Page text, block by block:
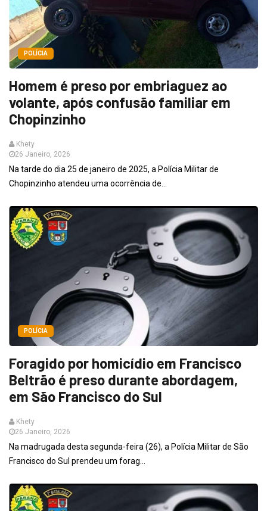
POLÍCIA
Homem é preso por embriaguez ao
volante, após confusão familiar em
Chopinzinho
Khety
26 Janeiro, 2026
Na tarde do dia 25 de janeiro de 2025, a Polícia Militar de
Chopinzinho atendeu uma ocorrência de...
POLÍCIA
Foragido por homicídio em Francisco
Beltrão é preso durante abordagem,
em São Francisco do Sul
Khety
26 Janeiro, 2026
Na madrugada desta segunda-feira (26), a Polícia Militar de São
Francisco do Sul prendeu um forag...